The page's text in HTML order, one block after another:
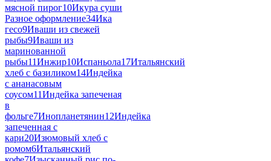
мясной пирог10Икура суши
Разное оформление34Ика
гесо9Иваши из свежей
рыбы9Иваши из
маринованной
рыбы11Инжир10Испаньола17Итальянский
хлеб с базиликом14Индейка
с ананасовым
соусом11Индейка запеченая
в
фольге7Инопланетянин12Индейка
запеченная с
кари20Изюмовый хлеб с
ромом6Итальянский